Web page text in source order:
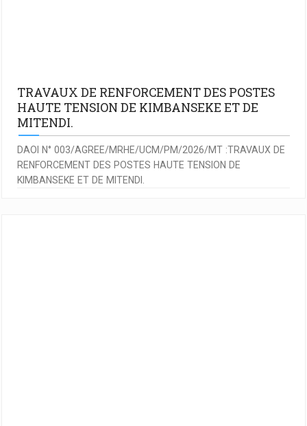
TRAVAUX DE RENFORCEMENT DES POSTES
HAUTE TENSION DE KIMBANSEKE ET DE
MITENDI.
DAOI N° 003/AGREE/MRHE/UCM/PM/2026/MT :TRAVAUX DE
RENFORCEMENT DES POSTES HAUTE TENSION DE
KIMBANSEKE ET DE MITENDI.